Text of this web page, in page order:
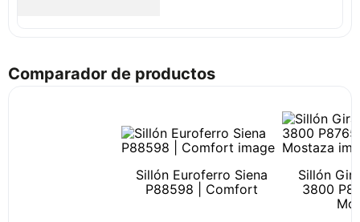
Comparador de productos
Sillón Euroferro Siena
P88598 | Comfort
Sillón
3800